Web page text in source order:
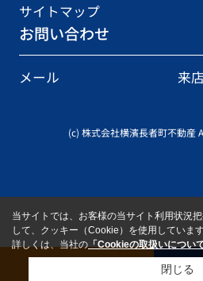
サイトマップ
お問い合わせ
メール 来
(c) 株式会社横濱長者町不動産
当サイトでは、お客様の当サイト利用状況
して、クッキー（Cookie）を使用しています
詳しくは、当社の 「Cookieの取扱いについて
閉じる